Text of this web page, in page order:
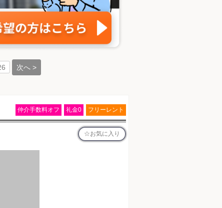
次へ >
仲介手数料オフ 礼金0 フリーレント
お気に入り